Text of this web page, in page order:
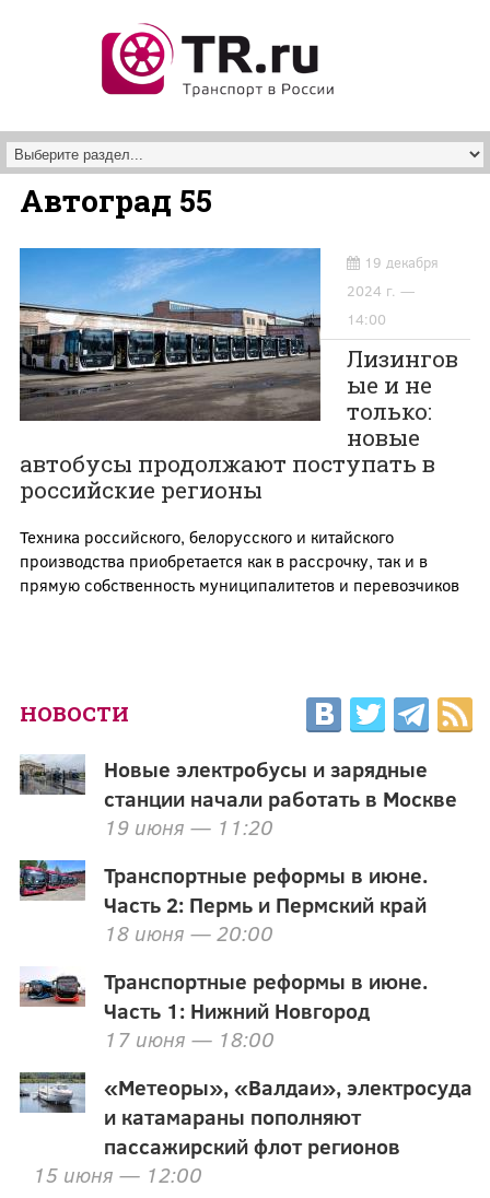
Автоград 55
19 декабря
2024 г. —
14:00
Лизингов
ые и не
только:
новые
автобусы продолжают поступать в
российские регионы
Техника российского, белорусского и китайского
производства приобретается как в рассрочку, так и в
прямую собственность муниципалитетов и перевозчиков
НОВОСТИ
Новые электробусы и зарядные
станции начали работать в Москве
19 июня — 11:20
Транспортные реформы в июне.
Часть 2: Пермь и Пермский край
18 июня — 20:00
Транспортные реформы в июне.
Часть 1: Нижний Новгород
17 июня — 18:00
«Метеоры», «Валдаи», электросуда
и катамараны пополняют
пассажирский флот регионов
15 июня — 12:00